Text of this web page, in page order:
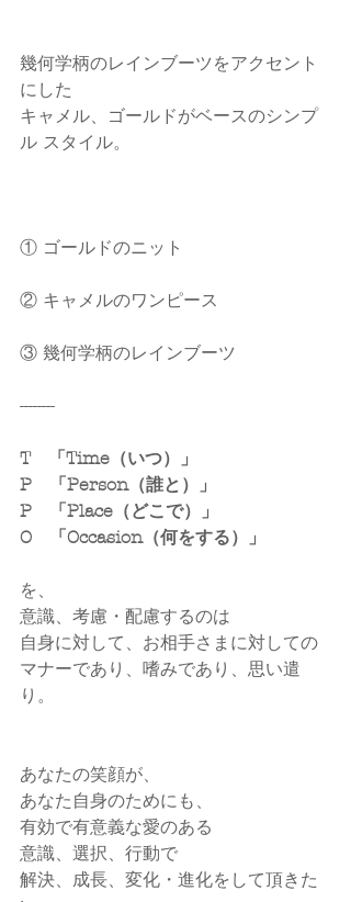
幾何学柄のレインブーツをアクセント
にした
キャメル、ゴールドがベースのシンプ
ル スタイル。
① ゴールドのニット
② キャメルのワンピース
③ 幾何学柄のレインブーツ
--------
T　「Time（いつ）」
P　「Person（誰と）」
P　「Place（どこで）」
O　「Occasion（何をする）」
を、
意識、考慮・配慮するのは
自身に対して、お相手さまに対しての
マナーであり、嗜みであり、思い遣
り。
あなたの笑顔が、
あなた自身のためにも、
有効で有意義な愛のある
意識、選択、行動で
解決、成長、変化・進化をして頂きた